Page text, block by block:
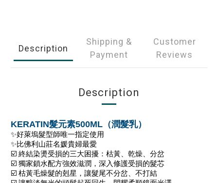
Description
Shipping &
Payment
Customer
Reviews
Description
KERATIN髮元素500ML（潤髮乳）
✨好萊塢髮型師唯一指定使用
✨比佛利山莊名媛貴婦最愛
☑️ 終結染燙受損的三大困擾：枯黃、乾燥、分岔
☑️ 獨家鎖水配方強效滋潤，深入修護受損的髮芯
☑️ 枯黃毛燥髮的剋星，讓髮尾不分岔、不打結